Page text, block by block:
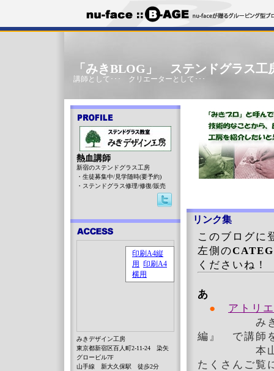
「みきBLOG」 ステンドグラス工
講師として･･･ クリエーターとして･･･
リンク集
このブログに
左側の
くださいね
あ
●
アトリ
みきデザ
編』 で講師
本山すみ
たくさんご覧
熱血講師
新宿のステンドグラス工房
・生徒募集中/見学随時(要予約)
・ステンドグラス修理/修復/販売
みきデザイン工房
東京都新宿区百人町2-11-24 染矢
グロービル7F
山手線 新大久保駅 徒歩2分